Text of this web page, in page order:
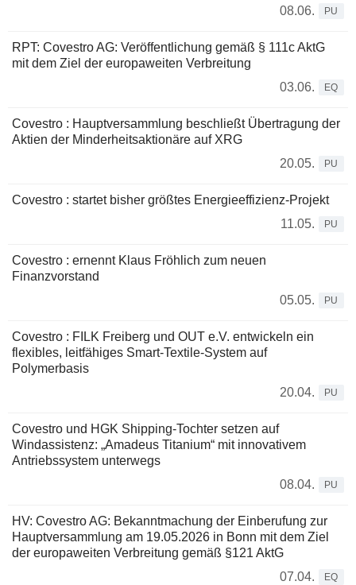
08.06.
PU
RPT: Covestro AG: Veröffentlichung gemäß § 111c AktG
mit dem Ziel der europaweiten Verbreitung
03.06.
EQ
Covestro : Hauptversammlung beschließt Übertragung der
Aktien der Minderheitsaktionäre auf XRG
20.05.
PU
Covestro : startet bisher größtes Energieeffizienz-Projekt
11.05.
PU
Covestro : ernennt Klaus Fröhlich zum neuen
Finanzvorstand
05.05.
PU
Covestro : FILK Freiberg und OUT e.V. entwickeln ein
flexibles, leitfähiges Smart-Textile-System auf
Polymerbasis
20.04.
PU
Covestro und HGK Shipping-Tochter setzen auf
Windassistenz: „Amadeus Titanium“ mit innovativem
Antriebssystem unterwegs
08.04.
PU
HV: Covestro AG: Bekanntmachung der Einberufung zur
Hauptversammlung am 19.05.2026 in Bonn mit dem Ziel
der europaweiten Verbreitung gemäß §121 AktG
07.04.
EQ